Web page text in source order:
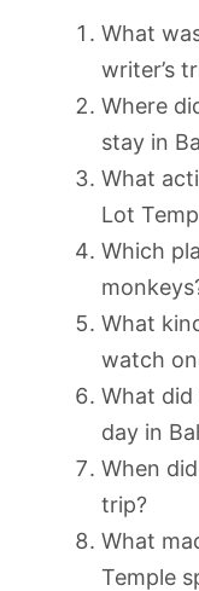
What
writer’s
Where
stay in
What
Lot
Which
What
watch
What
day in
When
trip?
What
Temple